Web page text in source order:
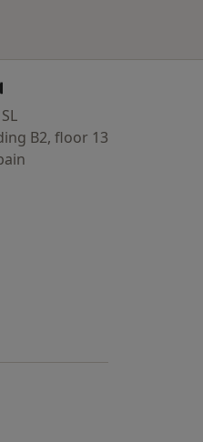
B2, floor 13
novo separador